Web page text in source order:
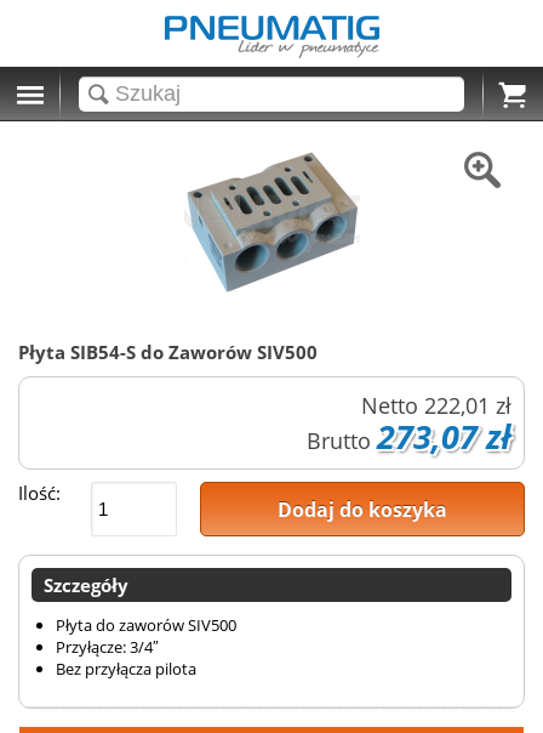
Cart
Płyta SIB54-S do Zaworów SIV500
Netto 222,01 zł
Brutto 273,07 zł
Ilość:
Dodaj do koszyka
Szczegóły
Płyta do zaworów SIV500
Przyłącze: 3/4″
Bez przyłącza pilota